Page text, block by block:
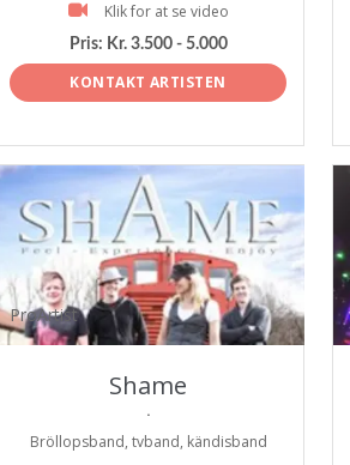
Klik for at se video
Pris: Kr. 3.500 - 5.000
KONTAKT ARTISTEN
ProArtist
Shame
.
Bröllopsband, tvband, kändisband